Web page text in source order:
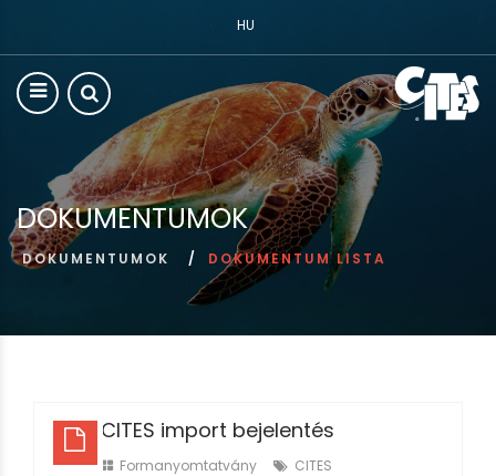
HU
DOKUMENTUMOK
DOKUMENTUMOK DOKUMENTUM LISTA
CITES import bejelentés
Formanyomtatvány
CITES